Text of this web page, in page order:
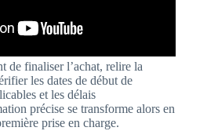
de finaliser l’achat, relire la
les dates de début de
et les délais
précise se transforme alors en
prise en charge.